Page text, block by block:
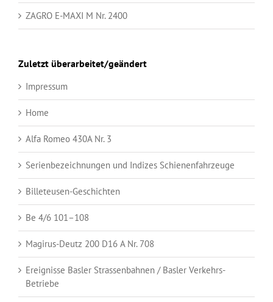
ZAGRO E-MAXI M Nr. 2400
Zuletzt überarbeitet/geändert
Impressum
Home
Alfa Romeo 430A Nr. 3
Serienbezeichnungen und Indizes Schienenfahrzeuge
Billeteusen-Geschichten
Be 4/6 101–108
Magirus-Deutz 200 D16 A Nr. 708
Ereignisse Basler Strassenbahnen / Basler Verkehrs-
Betriebe